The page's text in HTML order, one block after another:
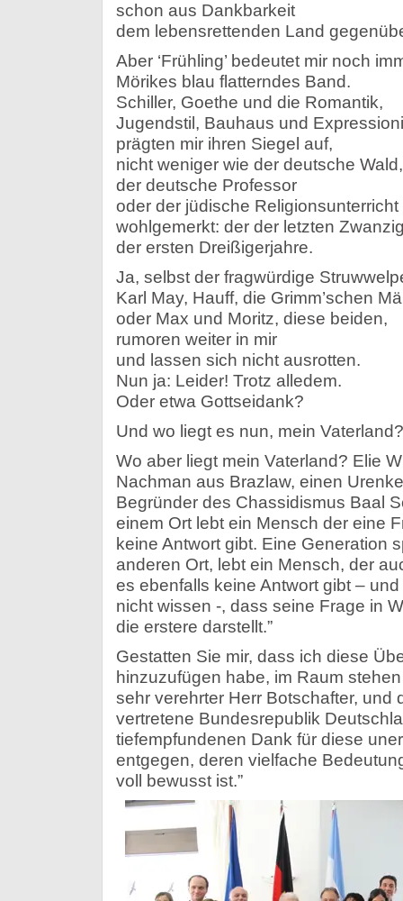
schon aus Dankbarkeit
dem lebensrettenden Land
Aber ‘Frühling’ bedeutet mir noch
Mörikes blau flatterndes Band.
Schiller, Goethe und die Romantik,
Jugendstil, Bauhaus und
prägten mir ihren Siegel auf,
nicht weniger wie der deutsche Wald,
der deutsche Professor
oder der jüdische Religionsunterricht
wohlgemerkt: der der letzten
der ersten Dreißigerjahre.
Ja, selbst der fragwürdige
Karl May, Hauff, die Grimm’schen
oder Max und Moritz, diese beiden,
rumoren weiter in mir
und lassen sich nicht ausrotten.
Nun ja: Leider! Trotz alledem.
Oder etwa Gottseidank?
Und wo liegt es nun, mein Vaterland?
Wo aber liegt mein Vaterland? Elie
Nachman aus Brazlaw, einen
Begründer des Chassidismus Baal
einem Ort lebt ein Mensch der eine
keine Antwort gibt. Eine Generation
anderen Ort, lebt ein Mensch, der
es ebenfalls keine Antwort gibt –
nicht wissen -, dass seine Frage in
die erstere darstellt.”
Gestatten Sie mir, dass ich diese
hinzuzufügen habe, im Raum
sehr verehrter Herr Botschafter, und
vertretene Bundesrepublik
tiefempfundenen Dank für diese
entgegen, deren vielfache
voll bewusst ist.”